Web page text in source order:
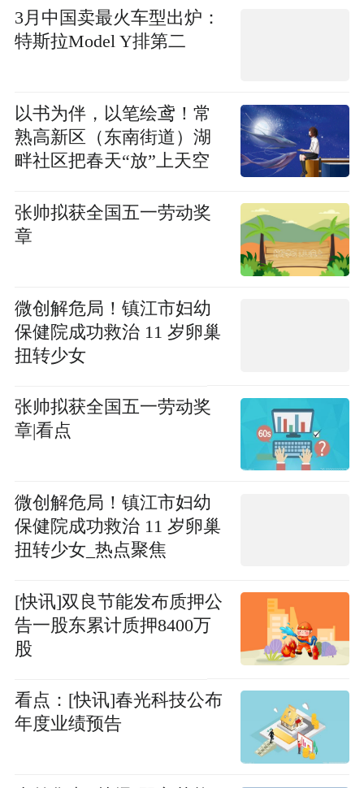
3月中国卖最火车型出炉：
特斯拉Model Y排第二
以书为伴，以笔绘鸢！常
熟高新区（东南街道）湖
畔社区把春天“放”上天空
张帅拟获全国五一劳动奖
章
微创解危局！镇江市妇幼
保健院成功救治 11 岁卵巢
扭转少女
张帅拟获全国五一劳动奖
章|看点
微创解危局！镇江市妇幼
保健院成功救治 11 岁卵巢
扭转少女_热点聚焦
[快讯]双良节能发布质押公
告一股东累计质押8400万
股
看点：[快讯]春光科技公布
年度业绩预告